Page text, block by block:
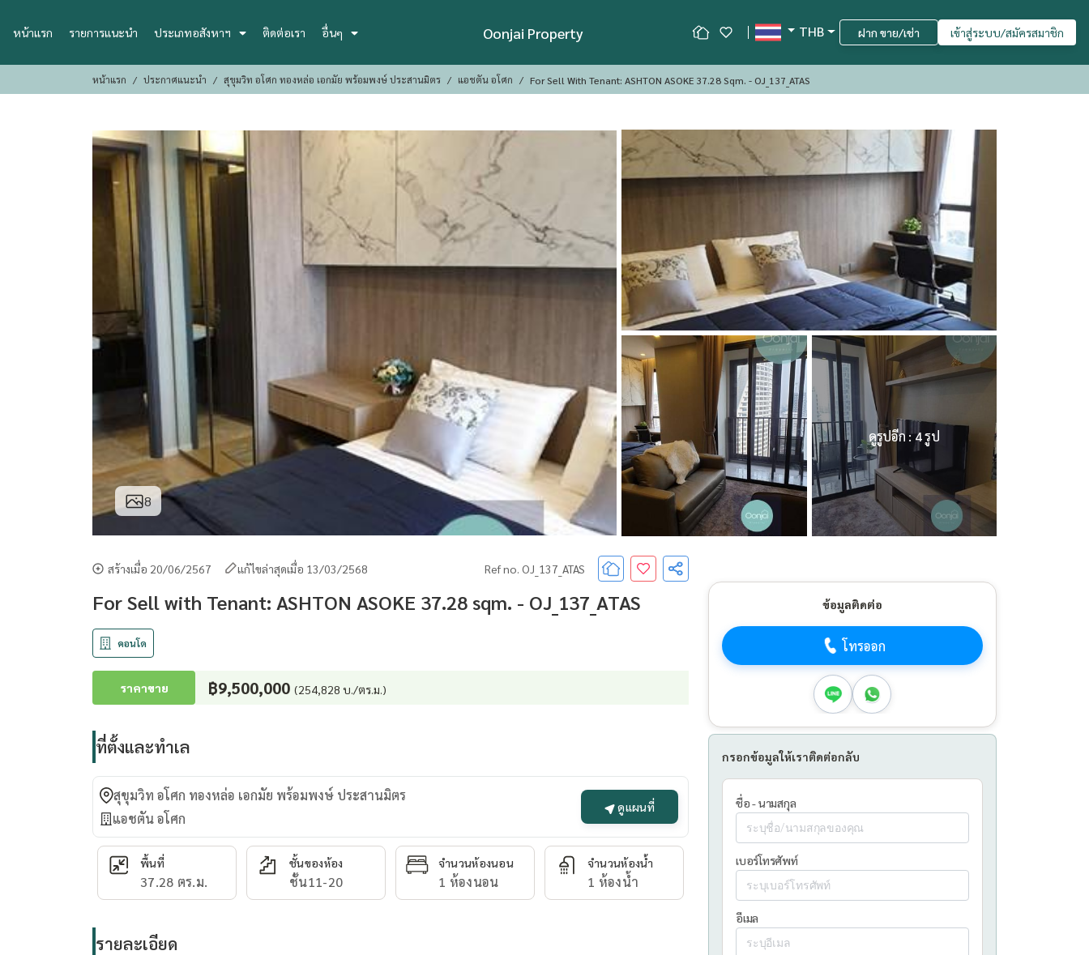
หน้าแรก รายการแนะนำ ประเภทอสังหาฯ ติดต่อเรา อื่นๆ Oonjai Property THB ฝาก ขาย/เช่า เข้าสู่ระบบ/สมัครสมาชิก
หน้าแรก ประกาศแนะนำ สุขุมวิท อโศก ทองหล่อ เอกมัย พร้อมพงษ์ ประสานมิตร แอชตัน อโศก For Sell With Tenant: ASHTON ASOKE 37.28 Sqm. - OJ_137_ATAS
8
ดูรูปอีก : 4 รูป
สร้างเมื่อ 20/06/2567 แก้ไขล่าสุดเมื่อ 13/03/2568 Ref no. OJ_137_ATAS
For Sell with Tenant: ASHTON ASOKE 37.28 sqm. - OJ_137_ATAS
คอนโด
ราคาขาย ฿9,500,000 (254,828 บ./ตร.ม.)
ที่ตั้งและทำเล
สุขุมวิท อโศก ทองหล่อ เอกมัย พร้อมพงษ์ ประสานมิตร
แอชตัน อโศก
ดูแผนที่
พื้นที่
37.28 ตร.ม.
ชั้นของห้อง
ชั้น11-20
จำนวนห้องนอน
1 ห้องนอน
จำนวนห้องน้ำ
1 ห้องน้ำ
รายละเอียด
ข้อมูลติดต่อ
โทรออก
กรอกข้อมูลให้เราติดต่อกลับ
ชื่อ - นามสกุล
เบอร์โทรศัพท์
อีเมล